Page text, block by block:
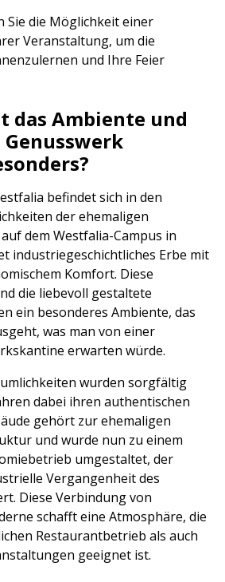
Sie die Möglichkeit einer
Veranstaltung, um die
und Ihre Feier
das Ambiente und
Genusswerk
befindet sich in den
der ehemaligen
dem Westfalia-Campus in
industriegeschichtliches Erbe mit
Komfort. Diese
die liebevoll gestaltete
ein besonderes Ambiente, das
was man von einer
erwarten würde.
wurden sorgfältig
dabei ihren authentischen
gehört zur ehemaligen
und wurde nun zu einem
umgestaltet, der
Vergangenheit des
Diese Verbindung von
schafft eine Atmosphäre, die
Restaurantbetrieb als auch
geeignet ist.